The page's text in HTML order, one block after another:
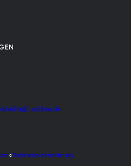
online.de
○Datenschutzerklärung